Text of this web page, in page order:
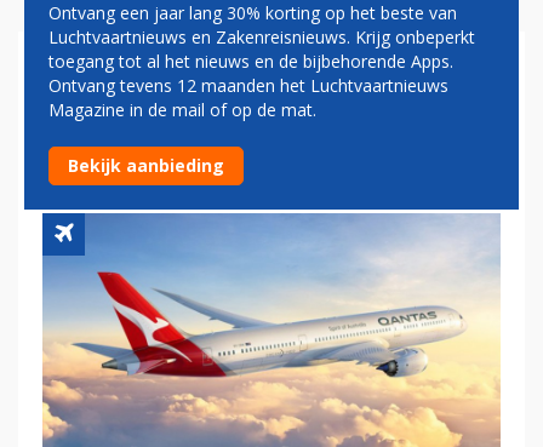
QANTAS STATIONEERT HELFT
DREAMLINER-VLOOT IN
BRISBANE
Ontvang een jaar lang 30% korting op het beste van
Luchtvaartnieuws en Zakenreisnieuws. Krijg onbeperkt
toegang tot al het nieuws en de bijbehorende Apps.
Ontvang tevens 12 maanden het Luchtvaartnieuws
Magazine in de mail of op de mat.
Bekijk aanbieding